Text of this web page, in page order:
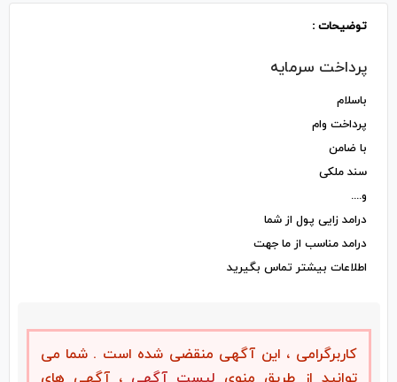
توضیحات :
پرداخت سرمایه
باسلام
پرداخت وام
با ضامن
سند ملکی
و....
درامد زایی پول از شما
درامد مناسب از ما جهت
اطلاعات بیشتر تماس بگیرید
کاربرگرامی ، این آگهی منقضی شده است . شما می